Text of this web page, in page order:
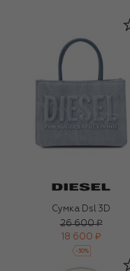
Сумка Dsl 3D
26 600 ₽
18 600 ₽
-30%